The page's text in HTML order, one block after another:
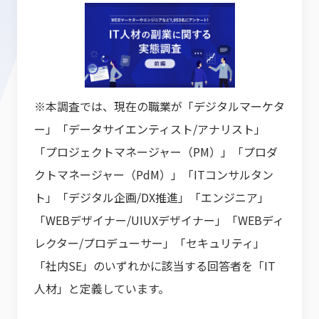
※本調査では、現在の職業が「デジタルマーケタ
ー」「データサイエンティスト/アナリスト」
「プロジェクトマネージャー（PM）」「プロダ
クトマネージャー（PdM）」「ITコンサルタン
ト」「デジタル企画/DX推進」「エンジニア」
「WEBデザイナー/UIUXデザイナー」「WEBディ
レクター/プロデューサー」「セキュリティ」
「社内SE」のいずれかに該当する回答者を「IT
人材」と定義しています。